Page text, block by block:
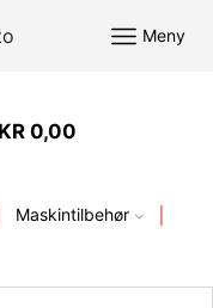
Meny
KR0,00
Maskintilbehør